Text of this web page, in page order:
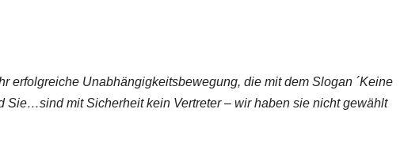
erfolgreiche Unabhängigkeitsbewegung, die mit dem Slogan ´Keine
Sie…sind mit Sicherheit kein Vertreter – wir haben sie nicht gewählt